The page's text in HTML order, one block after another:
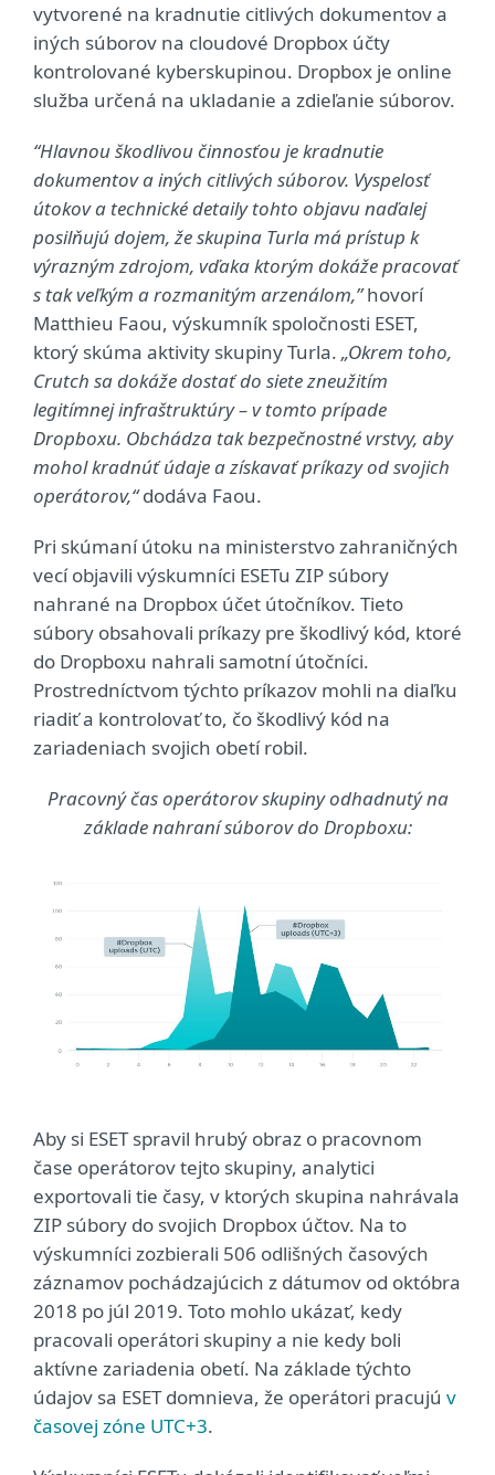
vytvorené na kradnutie citlivých dokumentov a
iných súborov na cloudové Dropbox účty
kontrolované kyberskupinou. Dropbox je online
služba určená na ukladanie a zdieľanie súborov.
“Hlavnou škodlivou činnosťou je kradnutie
dokumentov a iných citlivých súborov. Vyspelosť
útokov a technické detaily tohto objavu naďalej
posilňujú dojem, že skupina Turla má prístup k
výrazným zdrojom, vďaka ktorým dokáže pracovať
s tak veľkým a rozmanitým arzenálom,”hovorí
Matthieu Faou, výskumník spoločnosti ESET,
ktorý skúma aktivity skupiny Turla. „Okrem toho,
Crutch sa dokáže dostať do siete zneužitím
legitímnej infraštruktúry – v tomto prípade
Dropboxu. Obchádza tak bezpečnostné vrstvy, aby
mohol kradnúť údaje a získavať príkazy od svojich
operátorov,“dodáva Faou.
Pri skúmaní útoku na ministerstvo zahraničných
vecí objavili výskumníci ESETu ZIP súbory
nahrané na Dropbox účet útočníkov. Tieto
súbory obsahovali príkazy pre škodlivý kód, ktoré
do Dropboxu nahrali samotní útočníci.
Prostredníctvom týchto príkazov mohli na diaľku
riadiť a kontrolovať to, čo škodlivý kód na
zariadeniach svojich obetí robil.
Pracovný čas operátorov skupiny odhadnutý na
základe nahraní súborov do Dropboxu:
Aby si ESET spravil hrubý obraz o pracovnom
čase operátorov tejto skupiny, analytici
exportovali tie časy, v ktorých skupina nahrávala
ZIP súbory do svojich Dropbox účtov. Na to
výskumníci zozbierali 506 odlišných časových
záznamov pochádzajúcich z dátumov od októbra
2018 po júl 2019. Toto mohlo ukázať, kedy
pracovali operátori skupiny a nie kedy boli
aktívne zariadenia obetí. Na základe týchto
údajov sa ESET domnieva, že operátori pracujú v
časovej zóne UTC+3.